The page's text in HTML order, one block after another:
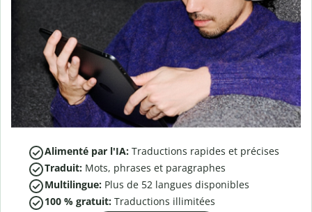
Alimenté par l'IA: Traductions rapides et précises
Traduit: Mots, phrases et paragraphes
Multilingue: Plus de 52 langues disponibles
100 % gratuit: Traductions illimitées